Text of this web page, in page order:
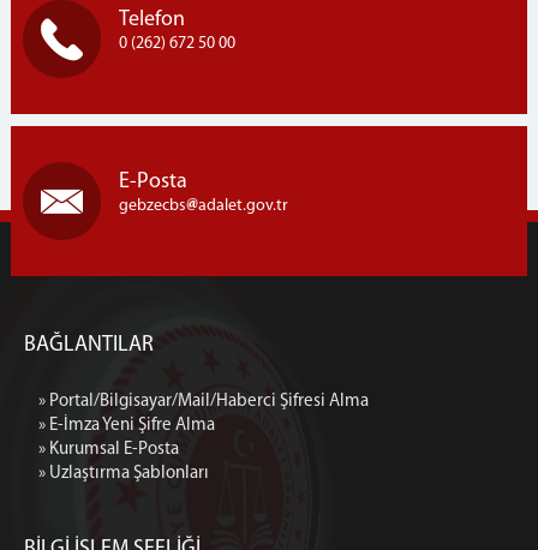
Telefon
0 (262) 672 50 00
E-Posta
gebzecbs adalet.gov.tr
BAĞLANTILAR
» Portal/Bilgisayar/Mail/Haberci Şifresi Alma
» E-İmza Yeni Şifre Alma
» Kurumsal E-Posta
» Uzlaştırma Şablonları